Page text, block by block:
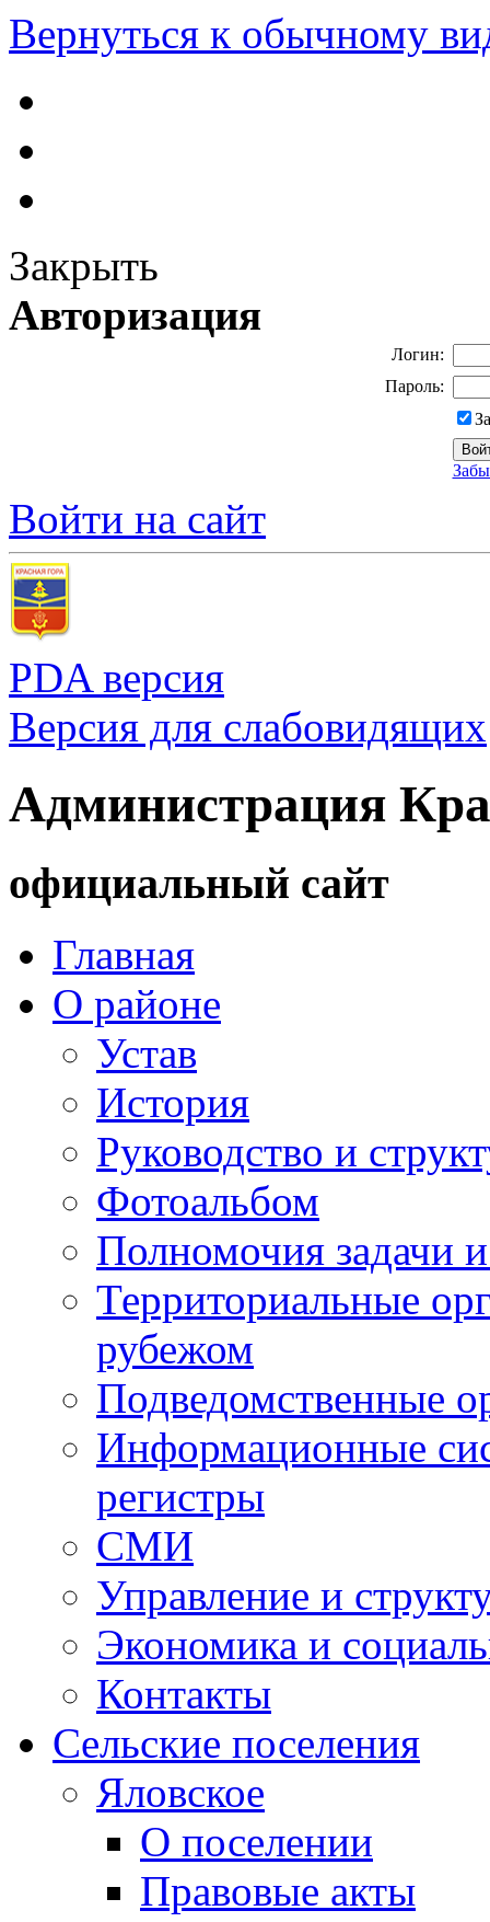
Вернуться к обычному
Закрыть
Авторизация
Логин:
Пароль:
Войти на сайт
PDA версия
Версия для слабовидящих
Администрация
официальный сайт
Главная
О районе
Устав
История
Руководство и
Фотоальбом
Полномочия задачи
Территориальные
рубежом
Подведомственные
Информационные
регистры
СМИ
Управление и
Экономика и
Контакты
Сельские поселения
Яловское
О поселении
Правовые акты